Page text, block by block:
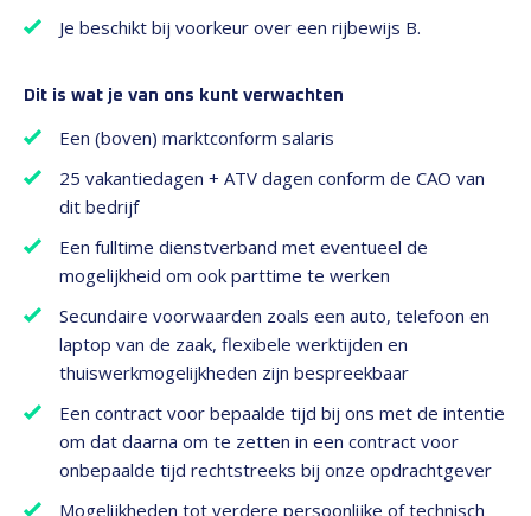
Je beschikt bij voorkeur over een rijbewijs B.
Dit is wat je van ons kunt verwachten
Een (boven) marktconform salaris
25 vakantiedagen + ATV dagen conform de CAO van
dit bedrijf
Een fulltime dienstverband met eventueel de
mogelijkheid om ook parttime te werken
Secundaire voorwaarden zoals een auto, telefoon en
laptop van de zaak, flexibele werktijden en
thuiswerkmogelijkheden zijn bespreekbaar
Een contract voor bepaalde tijd bij ons met de intentie
om dat daarna om te zetten in een contract voor
onbepaalde tijd rechtstreeks bij onze opdrachtgever
Mogelijkheden tot verdere persoonlijke of technisch